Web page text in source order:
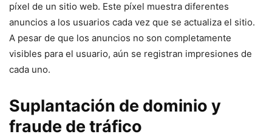
píxel de un sitio web. Este píxel muestra diferentes
anuncios a los ⁢usuarios cada vez que se actualiza el sitio.
A pesar⁤ de que los anuncios no son completamente‍
visibles para el ​usuario, aún se registran impresiones de
cada uno.
Suplantación de dominio y
fraude de tráfico